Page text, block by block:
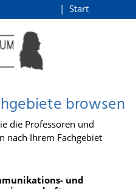
Start
browsen
die Professoren und
nach Ihrem Fachgebiet
und